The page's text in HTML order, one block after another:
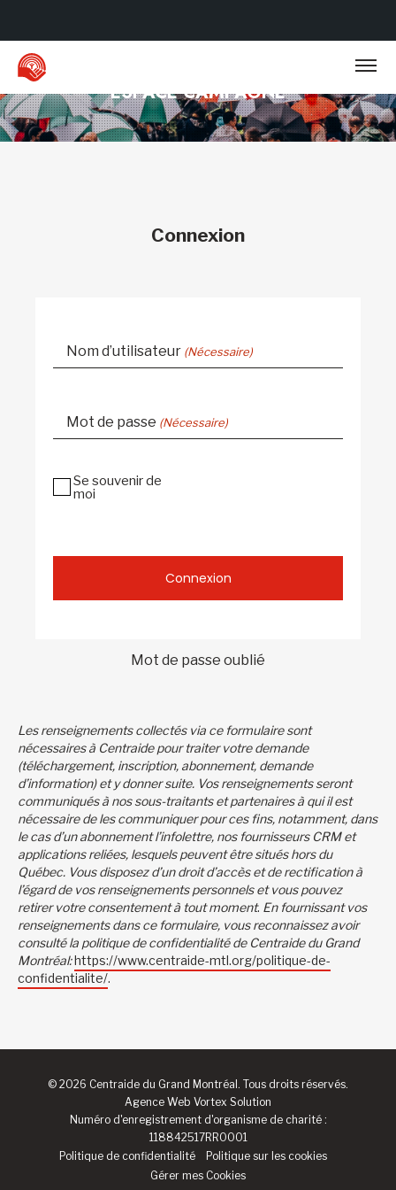
la
site
ESPACE CAMPAGNE
Connexion
Nom d’utilisateur (Nécessaire)
Mot de passe (Nécessaire)
Se souvenir de
moi
Connexion
Mot de passe oublié
Les renseignements collectés via ce formulaire sont
nécessaires à Centraide pour traiter votre demande
(téléchargement, inscription, abonnement, demande
d’information) et y donner suite. Vos renseignements seront
communiqués à nos sous-traitants et partenaires à qui il est
nécessaire de les communiquer pour ces fins, notamment, dans
le cas d’un abonnement l’infolettre, nos fournisseurs CRM et
applications reliées, lesquels peuvent être situés hors du
Québec. Vous disposez d’un droit d’accès et de rectification à
l’égard de vos renseignements personnels et vous pouvez
retirer votre consentement à tout moment. En fournissant vos
renseignements dans ce formulaire, vous reconnaissez avoir
consulté la politique de confidentialité de Centraide du Grand
Montréal:https://www.centraide-mtl.org/politique-de-
confidentialite/.
© 2026 Centraide du Grand Montréal. Tous droits réservés.
Agence Web Vortex Solution
Numéro d'enregistrement d'organisme de charité :
118842517RR0001
Politique de confidentialité
Politique sur les cookies
Gérer mes Cookies